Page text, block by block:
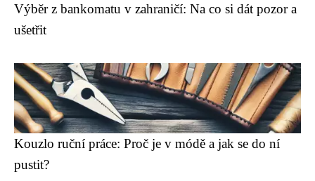
Výběr z bankomatu v zahraničí: Na co si dát pozor a
ušetřit
Kouzlo ruční práce: Proč je v módě a jak se do ní
pustit?